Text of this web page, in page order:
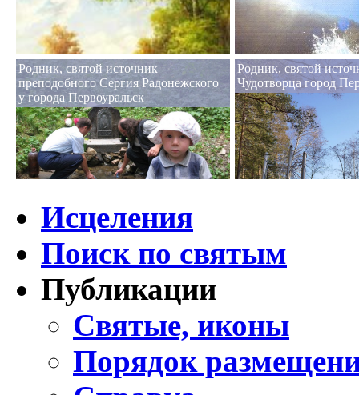
Родник, святой источник
преподобного Сергия Радонежского
у города Первоуральск
Родник, святой
Чудотворца город
Исцеления
Поиск по святым
Публикации
Святые, иконы
Порядок